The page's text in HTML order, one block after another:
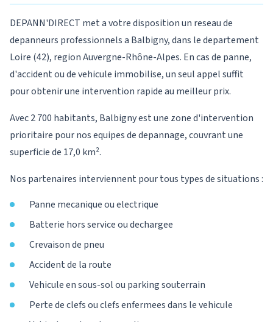
DEPANN'DIRECT met a votre disposition un reseau de
depanneurs professionnels a Balbigny, dans le departement
Loire (42), region Auvergne-Rhône-Alpes. En cas de panne,
d'accident ou de vehicule immobilise, un seul appel suffit
pour obtenir une intervention rapide au meilleur prix.
Avec 2 700 habitants, Balbigny est une zone d'intervention
prioritaire pour nos equipes de depannage, couvrant une
superficie de 17,0 km².
Nos partenaires interviennent pour tous types de situations :
Panne mecanique ou electrique
Batterie hors service ou dechargee
Crevaison de pneu
Accident de la route
Vehicule en sous-sol ou parking souterrain
Perte de clefs ou clefs enfermees dans le vehicule